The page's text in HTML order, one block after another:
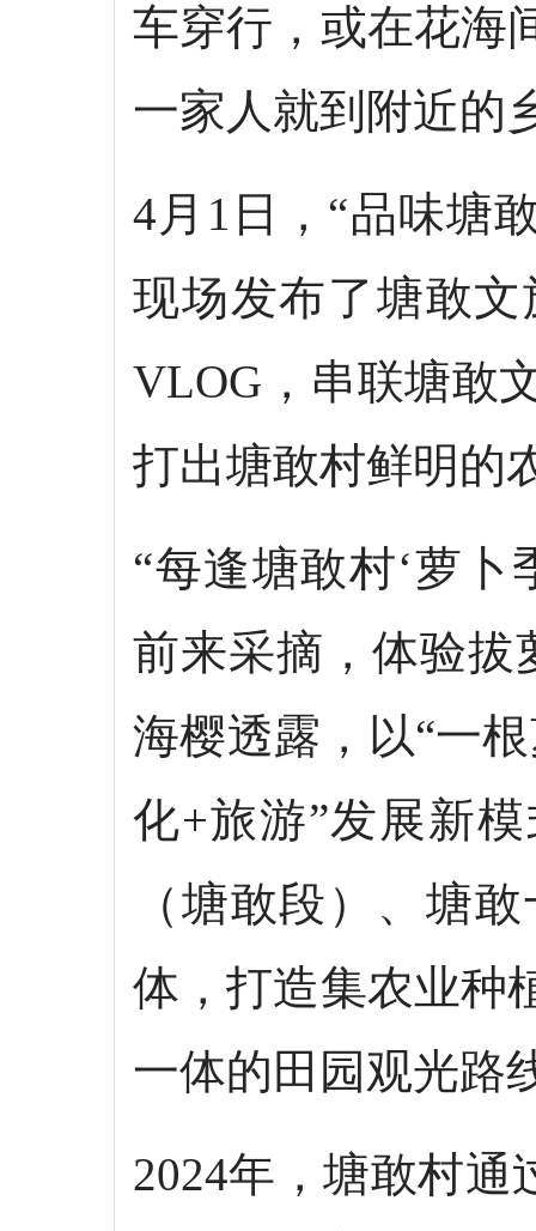
车穿行，或在花海
一家人就到附近
4月1日，“品味塘
现场发布了塘敢
VLOG，串联塘敢
打出塘敢村鲜明的
“每逢塘敢村‘萝
前来采摘，体验拔
海樱透露，以“一
化+旅游”发展新
（塘敢段）、塘
体，打造集农业种
一体的田园观光路
2024年，塘敢村通